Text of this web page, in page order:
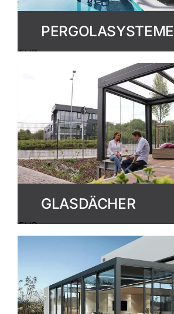
PERGOLASYSTEME
MEHR
GLASDÄCHER
MEHR
ERFAHREN